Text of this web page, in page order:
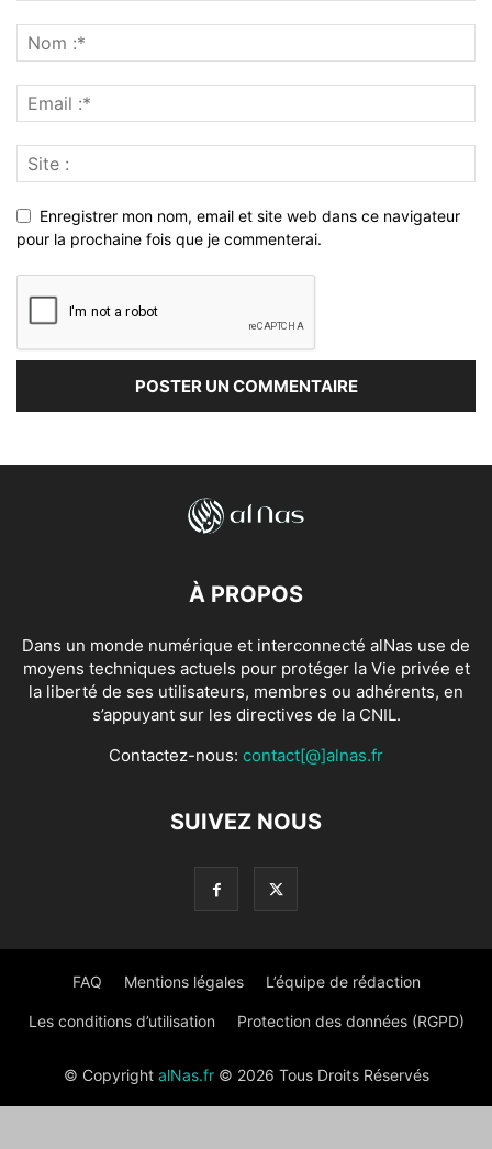
Enregistrer mon nom, email et site web dans ce navigateur
pour la prochaine fois que je commenterai.
À PROPOS
Dans un monde numérique et interconnecté alNas use de
moyens techniques actuels pour protéger la Vie privée et
la liberté de ses utilisateurs, membres ou adhérents, en
s’appuyant sur les directives de la CNIL.
Contactez-nous: contact[@]alnas.fr
SUIVEZ NOUS
FAQ Mentions légales L’équipe de rédaction
Les conditions d’utilisation Protection des données (RGPD)
© Copyright alNas.fr© 2026 Tous Droits Réservés